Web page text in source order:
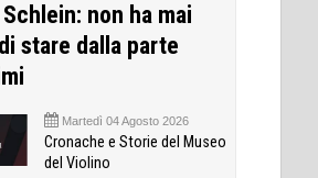
non ha mai
stare dalla parte
Martedì 04 Agosto 2026
Cronache e Storie del Museo
del Violino